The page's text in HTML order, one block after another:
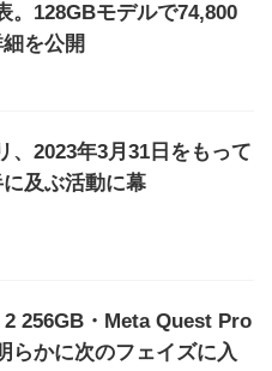
。128GBモデルで74,800
を公開
、2023年3月31日をもって
及ぶ活動に幕
256GB・Meta Quest Pro
らかに次のフェイズに入